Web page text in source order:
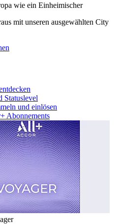
wie ein Einheimischer
mit unseren ausgewählten City
Statuslevel
und einlösen
Abonnements